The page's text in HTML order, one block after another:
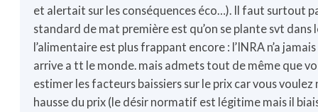
et alertait sur les conséquences éco…). Il faut surtout
standard de mat première est qu’on se plante svt dans
l’alimentaire est plus frappant encore : l’INRA n’a
arrive a tt le monde. mais admets tout de même que
estimer les facteurs baissiers sur le prix car vous
hausse du prix (le désir normatif est légitime mais il